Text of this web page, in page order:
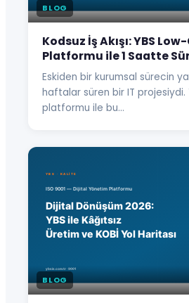
BLOG
Kodsuz İş Akışı: YBS
Platformu ile 1 Saatte
Eskiden bir kurumsal sürecin
haftalar süren bir IT projesiydi.
platformu ile bu…
BLOG